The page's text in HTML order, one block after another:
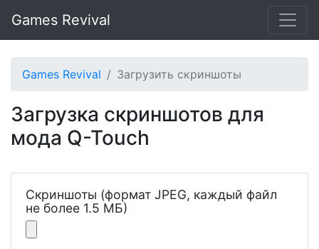
Games Revival
Games Revival Загрузить скриншоты
Загрузка скриншотов для
мода Q-Touch
Скриншоты (формат JPEG, каждый файл
не более 1.5 МБ)